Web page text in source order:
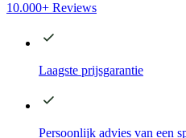
10.000+ Reviews
Laagste prijsgarantie
Persoonlijk advies van een